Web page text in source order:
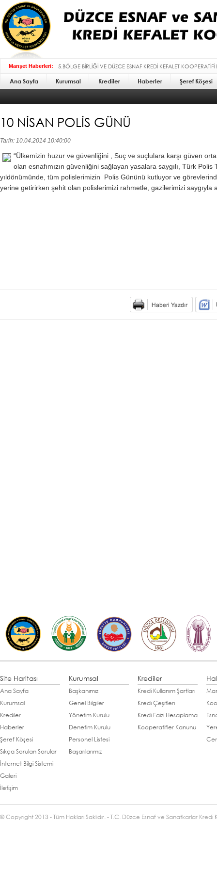
Manşet Haberleri:
5.BÖLGE BİRLİĞİ VE DÜZCE ESNAF KREDİ KEFALET
BAYRAMI MESAJI :
Ana Sayfa Kurumsal Krediler Haberler Şeref Köşesi
10 NİSAN POLİS GÜNÜ
Tarih: 10.04.2014 10:40:00
“Ülkemizin huzur ve güvenliğini , Suç ve suçlulara karşı güven
olan esnafımızın güvenliğini sağlayan yasalara saygılı, Türk Polis
yıldönümünde, tüm polislerimizin Polis Gününü kutluyor ve
yerine getirirken şehit olan polislerimizi rahmetle, gazilerimizi saygıyla
Site Haritası
Ana Sayfa
Kurumsal
Krediler
Haberler
Şeref Köşesi
Sıkça Sorulan Sorular
İnternet Bilgi Sistemi
Galeri
İletişim
Kurumsal
Başkanımız
Genel Bilgiler
Yönetim Kurulu
Denetim Kurulu
Personel Listesi
Başarılarımız
Krediler
Kredi Kullanım Şartları
Kredi Çeşitleri
Kredi Faizi Hesaplama
Kooperatifler Kanunu
© Copyright 2013 - Tüm Hakları Saklıdır. - T.C. Düzce Esnaf ve Sanatkarlar